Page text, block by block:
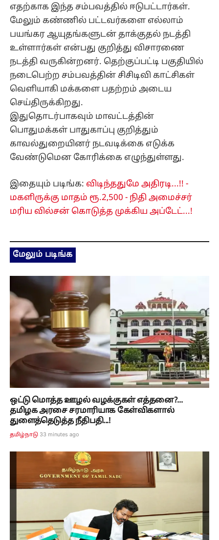
எதற்காக இந்த சம்பவத்தில் ஈடுபட்டார்கள்.
மேலும் கண்ணில் பட்டவர்களை எல்லாம்
பயங்கர ஆயுதங்களுடன் தாக்குதல் நடத்தி
உள்ளார்கள் என்பது குறித்து விசாரணை
நடத்தி வருகின்றனர். தெற்குப்பட்டி பகுதியில்
நடைபெற்ற சம்பவத்தின் சிசிடிவி காட்சிகள்
வெளியாகி மக்களை பதற்றம் அடைய
செய்திருக்கிறது.
இதுதொடர்பாகவும் மாவட்டத்தின்
பொதுமக்கள் பாதுகாப்பு குறித்தும்
காவல்துறையினர் நடவடிக்கை எடுக்க
வேண்டுமென கோரிக்கை எழுந்துள்ளது.
இதையும் படிங்க: விடிந்ததுமே அதிரடி...!! -
மகளிருக்கு மாதம் ரூ.2,500 - நிதி அமைச்சர்
மரிய வில்சன் கொடுத்த முக்கிய அப்டேட்...!
மேலும் படிங்க
ஒட்டு மொத்த ஊழல் வழக்குகள் எத்தனை?...
தமிழக அரசை சரமாரியாக கேள்விகளால்
துளைத்தெடுத்த நீதிபதி...!
தமிழ்நாடு 33 minutes ago